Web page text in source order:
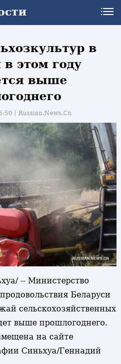
в
в этом году
выше
丨Russian.News.Cn
-- Министерство
Беларуси
сельскохозяйственных
выше прошлогоднего.
на сайте
Синьхуа/Геннадий